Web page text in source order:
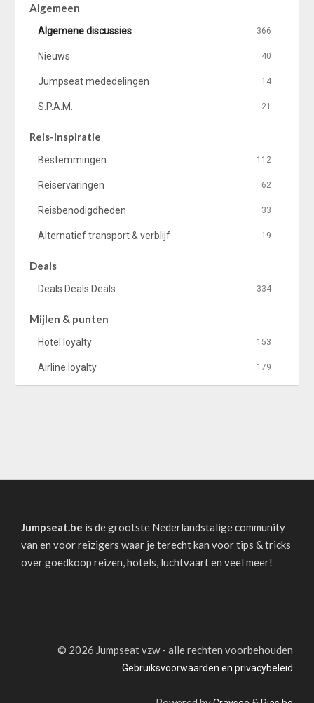
Algemeen
366
Algemene discussies
40
Nieuws
14
Jumpseat mededelingen
21
S.P.A.M.
Reis-inspiratie
112
Bestemmingen
62
Reiservaringen
33
Reisbenodigdheden
19
Alternatief transport & verblijf
Deals
334
Deals Deals Deals
Mijlen & punten
153
Hotel loyalty
179
Airline loyalty
Jumpseat.be is de grootste Nederlandstalige community
van en voor reizigers waar je terecht kan voor tips & tricks
over goedkoop reizen, hotels, luchtvaart en veel meer!
© 2026 Jumpseat vzw - alle rechten voorbehouden
Gebruiksvoorwaarden en privacybeleid